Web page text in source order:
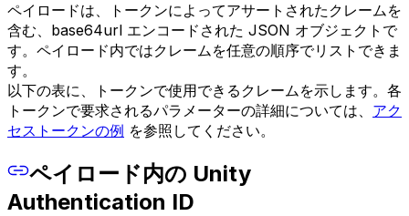
ペイロードは、トークンによってアサートされたクレームを
含む、base64url エンコードされた JSON オブジェクトで
す。ペイロード内ではクレームを任意の順序でリストできま
す。
以下の表に、トークンで使用できるクレームを示します。各
トークンで要求されるパラメーターの詳細については、 アク
セストークンの例 を参照してください。
ペイロード内の Unity
Authentication ID